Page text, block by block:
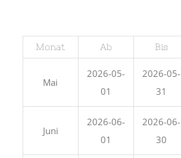
Monat Ab Bis
Mai
2026-05-
01
2026-05-
31
Juni
2026-06-
01
2026-06-
30